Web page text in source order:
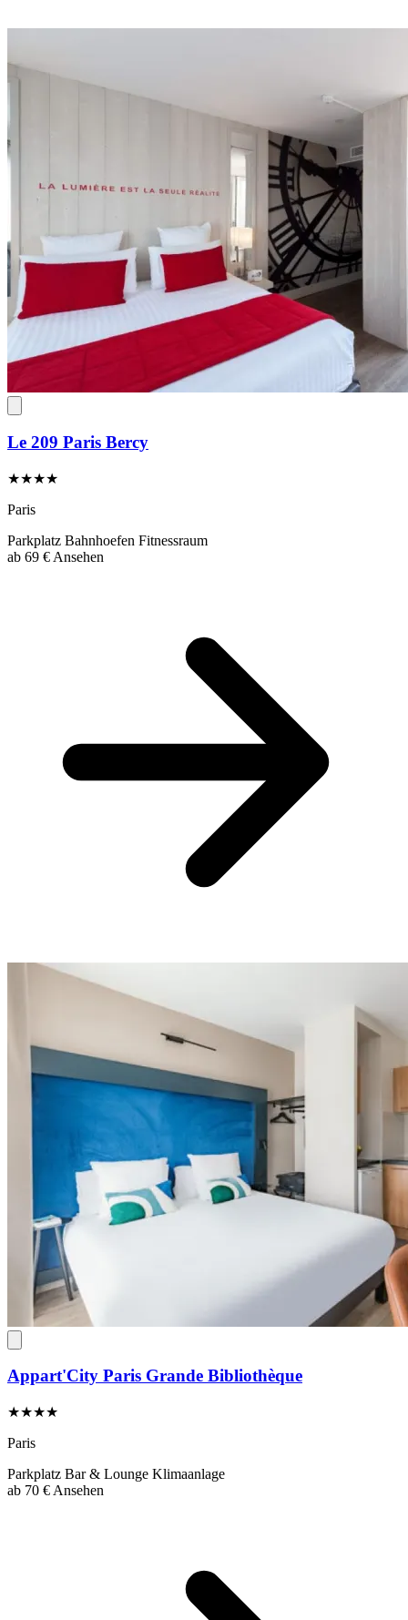
Le 209 Paris Bercy
★★★★
Paris
Parkplatz Bahnhoefen Fitnessraum
ab 69 € Ansehen
Appart'City Paris Grande Bibliothèque
★★★★
Paris
Parkplatz Bar & Lounge Klimaanlage
ab 70 € Ansehen